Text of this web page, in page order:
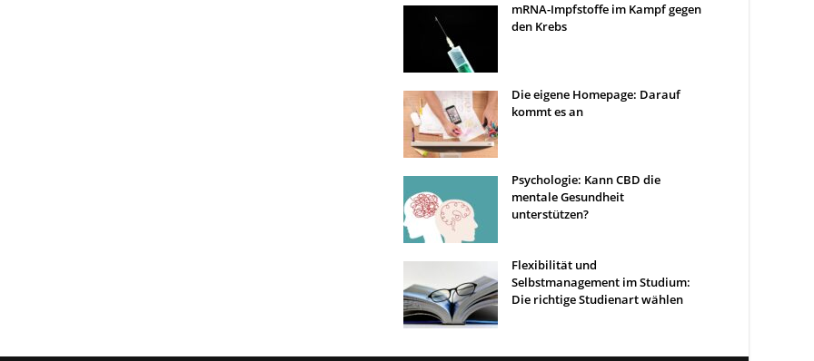
mRNA-Impfstoffe im Kampf gegen
den Krebs
Die eigene Homepage: Darauf
kommt es an
Psychologie: Kann CBD die
mentale Gesundheit
unterstützen?
Flexibilität und
Selbstmanagement im Studium:
Die richtige Studienart wählen